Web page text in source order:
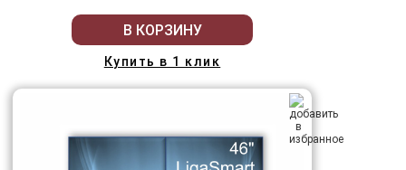
В КОРЗИНУ
Купить в 1 клик